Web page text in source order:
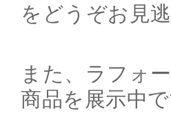
をどうぞお見
また、ラフォ
商品を展示中